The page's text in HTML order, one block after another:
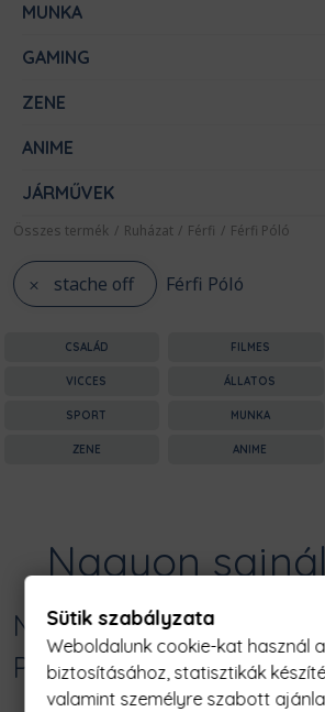
MUNKA
GAMING
ZENE
ANIME
JÁRMŰVEK
Összes termék / Ruházat / Férfi / Férfi Póló
stache off Férfi Póló
CSALÁD FILMES
VICCES ÁLLATOS
SPORT MUNKA
ZENE ANIME
Nagyon
Nincs találat erre:
Póló"
Sütik szabályzata
Weboldalunk cookie-kat használ
biztosításához, statisztikák
valamint személyre szabott